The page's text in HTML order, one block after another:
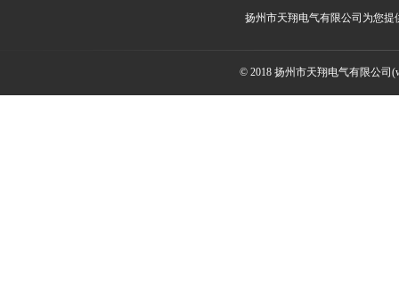
扬州市天翔电气有限公司为您提
© 2018 扬州市天翔电气有限公司